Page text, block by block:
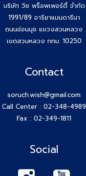
บริษัท วิช พร็อพเพอร์ตี้ จำกัด
1991/89 อารียาแมนดารีนา
ถนนอ่อนนุช แขวงสวนหลวง
เขตสวนหลวง กทม. 10250
Contact
soruch.wish@gmail.com
Call Center : 02-348-4989
Fax : 02-349-1811
Social